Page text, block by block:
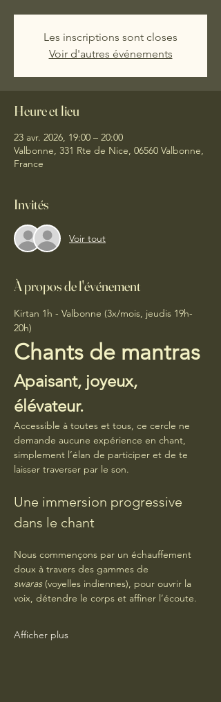
Les inscriptions sont closes
Voir d'autres événements
Heure et lieu
23 avr. 2026, 19:00 – 20:00
Valbonne, 331 Rte de Nice, 06560 Valbonne,
France
Invités
Voir tout
À propos de l'événement
Kirtan 1h - Valbonne (3x/mois, jeudis 19h-
20h)
Chants de mantras
Apaisant, joyeux,
élévateur.
Accessible à toutes et tous, ce cercle ne
demande aucune expérience en chant,
simplement l’élan de participer et de te
laisser traverser par le son.
Une immersion progressive
dans le chant
Nous commençons par un échauffement
doux à travers des gammes de
swaras (voyelles indiennes), pour ouvrir la
voix, détendre le corps et affiner l’écoute.
Afficher plus